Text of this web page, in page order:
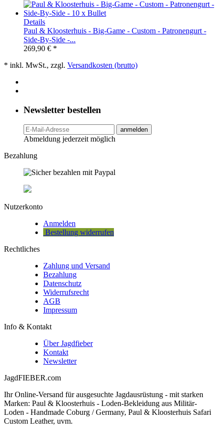
Details
Paul & Kloosterhuis - Big-Game - Custom - Patronengurt -
Side-By-Side -...
269,90 € *
* inkl. MwSt., zzgl. Versandkosten (brutto)
Newsletter bestellen
anmelden
Abmeldung jederzeit möglich
Bezahlung
Nutzerkonto
Anmelden
Bestellung widerrufen
Rechtliches
Zahlung und Versand
Bezahlung
Datenschutz
Widerrufsrecht
AGB
Impressum
Info & Kontakt
Über Jagdfieber
Kontakt
Newsletter
JagdFIEBER.com
Ihr Online-Versand für ausgesuchte Jagdausrüstung - mit starken
Marken: Paul & Kloosterhuis - Loden-Bekleidung aus Militär-
Loden - Handmade Coburg / Germany, Paul & Kloosterhuis Safari
Custom Leather, uvm.